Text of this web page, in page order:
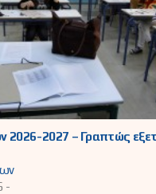
2026-2027 – Γραπτώς
-